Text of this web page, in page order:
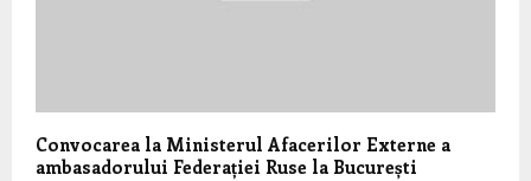
Convocarea la Ministerul Afacerilor Externe a
ambasadorului Federației Ruse la București